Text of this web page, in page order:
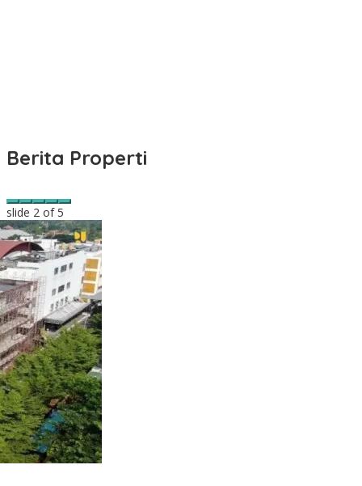
Berita Properti
slide 2 of 5